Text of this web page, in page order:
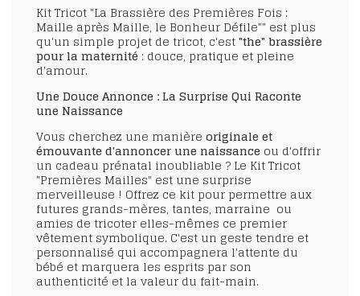
Kit Tricot "La Brassière des Premières Fois :
Maille après Maille, le Bonheur Défile"" est plus
qu'un simple projet de tricot, c'est"the" brassière
pour la maternité : douce, pratique et pleine
d'amour.
Une Douce Annonce : La Surprise Qui Raconte
une Naissance
Vous cherchez une manière originale et
émouvante d'annoncer une naissance ou d'offrir
un cadeau prénatal inoubliable ? Le Kit Tricot
"Premières Mailles" est une surprise
merveilleuse ! Offrez ce kit pour permettre aux
futures grands-mères, tantes, marraine ou
amies de tricoter elles-mêmes ce premier
vêtement symbolique. C'est un geste tendre et
personnalisé qui accompagnera l'attente du
bébé et marquera les esprits par son
authenticité et la valeur du fait-main.